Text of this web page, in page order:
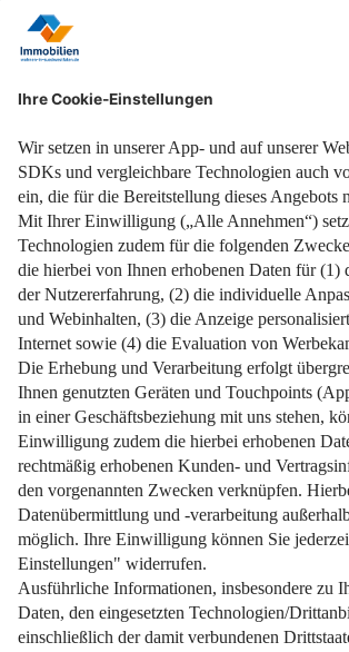
Senken Sie Ihre Stromkosten und
Klimabilanz.
Weiterlesen
Impressum Datenschutz
Pflichtinformationen AGB Über
Barrierefreiheit